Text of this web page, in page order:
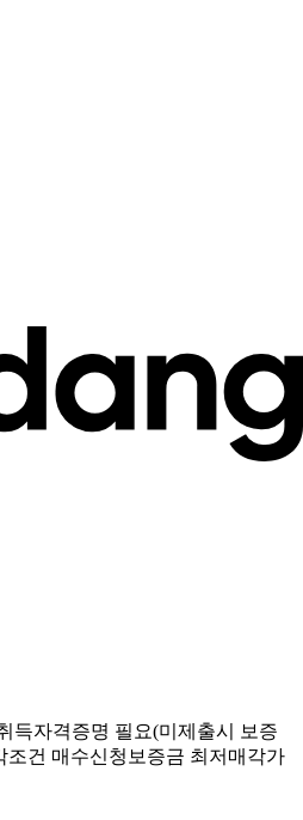
득자격증명 필요(미제출시 보증
조건 매수신청보증금 최저매각가